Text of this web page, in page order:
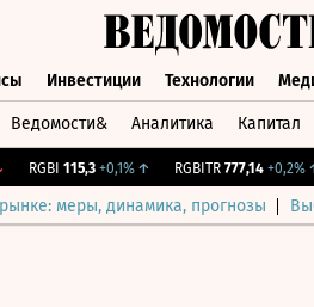
Инвестиции Технологии
Ведомости& Аналитика Капитал
RGBI 115,3 +0,1%↑ RGBITR 777,14 +0,2%↑
меры, динамика, прогнозы